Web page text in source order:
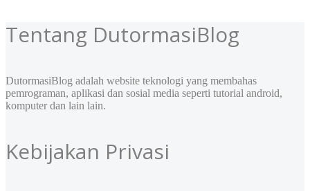
Tentang DutormasiBlog
DutormasiBlog adalah website teknologi yang membahas
pemrograman, aplikasi dan sosial media seperti tutorial android,
komputer dan lain lain.
Kebijakan Privasi